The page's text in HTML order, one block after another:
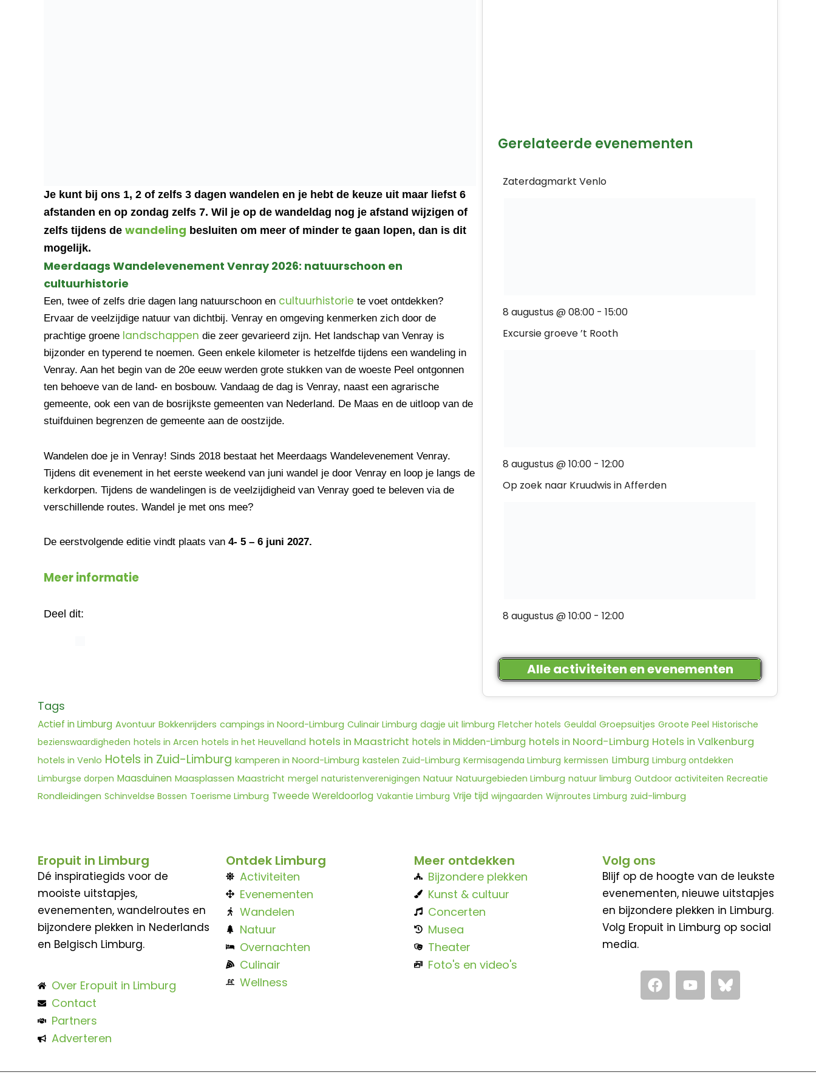
Je kunt bij ons 1, 2 of zelfs 3 dagen wandelen en je hebt de keuze uit maar liefst 6
afstanden en op zondag zelfs 7. Wil je op de wandeldag nog je afstand wijzigen of
zelfs tijdens de wandeling besluiten om meer of minder te gaan lopen, dan is dit
mogelijk.
Meerdaags Wandelevenement Venray 2026: natuurschoon en
cultuurhistorie
Een, twee of zelfs drie dagen lang natuurschoon en cultuurhistorie te voet ontdekken?
Ervaar de veelzijdige natuur van dichtbij. Venray en omgeving kenmerken zich door de
prachtige groene landschappen die zeer gevarieerd zijn. Het landschap van Venray is
bijzonder en typerend te noemen. Geen enkele kilometer is hetzelfde tijdens een wandeling in
Venray. Aan het begin van de 20e eeuw werden grote stukken van de woeste Peel ontgonnen
ten behoeve van de land- en bosbouw. Vandaag de dag is Venray, naast een agrarische
gemeente, ook een van de bosrijkste gemeenten van Nederland. De Maas en de uitloop van de
stuifduinen begrenzen de gemeente aan de oostzijde.
Wandelen doe je in Venray! Sinds 2018 bestaat het Meerdaags Wandelevenement Venray.
Tijdens dit evenement in het eerste weekend van juni wandel je door Venray en loop je langs de
kerkdorpen. Tijdens de wandelingen is de veelzijdigheid van Venray goed te beleven via de
verschillende routes. Wandel je met ons mee?
De eerstvolgende editie vindt plaats van 4- 5 – 6 juni 2027.
Meer informatie
Deel dit:
Gerelateerde evenementen
Zaterdagmarkt Venlo
8 augustus @ 08:00 - 15:00
Excursie groeve ’t Rooth
8 augustus @ 10:00 - 12:00
Op zoek naar Kruudwis in Afferden
8 augustus @ 10:00 - 12:00
Alle activiteiten en evenementen
Tags
Actief in Limburg Avontuur Bokkenrijders campings in Noord-Limburg Culinair Limburg dagje uit limburg Fletcher hotels Geuldal Groepsuitjes Groote Peel Historische
bezienswaardigheden hotels in Arcen hotels in het Heuvelland hotels in Maastricht hotels in Midden-Limburg hotels in Noord-Limburg Hotels in Valkenburg
hotels in Venlo Hotels in Zuid-Limburg kamperen in Noord-Limburg kastelen Zuid-Limburg Kermisagenda Limburg kermissen Limburg Limburg ontdekken
Limburgse dorpen Maasduinen Maasplassen Maastricht mergel naturistenverenigingen Natuur Natuurgebieden Limburg natuur limburg Outdoor activiteiten Recreatie
Rondleidingen Schinveldse Bossen Toerisme Limburg Tweede Wereldoorlog Vakantie Limburg Vrije tijd wijngaarden Wijnroutes Limburg zuid-limburg
Eropuit in Limburg
Dé inspiratiegids voor de
mooiste uitstapjes,
evenementen, wandelroutes en
bijzondere plekken in Nederlands
en Belgisch Limburg.
Over Eropuit in Limburg
Contact
Partners
Adverteren
Ontdek Limburg
Activiteiten
Evenementen
Wandelen
Natuur
Overnachten
Culinair
Wellness
Meer ontdekken
Bijzondere plekken
Kunst & cultuur
Concerten
Musea
Theater
Foto's en video's
Volg ons
Blijf op de hoogte van de leukste
evenementen, nieuwe uitstapjes
en bijzondere plekken in Limburg.
Volg Eropuit in Limburg op social
media.
F
a
c
Y
o
u